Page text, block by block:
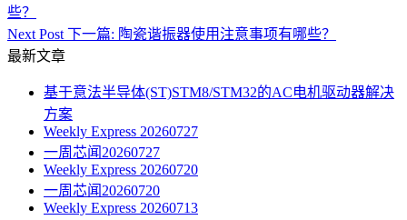
些？
Next Post 下一篇: 陶瓷谐振器使用注意事项有哪些？
最新文章
基于意法半导体(ST)STM8/STM32的AC电机驱动器解决
方案
Weekly Express 20260727
一周芯闻20260727
Weekly Express 20260720
一周芯闻20260720
Weekly Express 20260713